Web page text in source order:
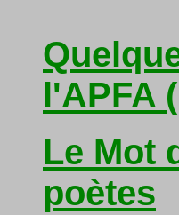
l'APFA
Le Mot
poètes